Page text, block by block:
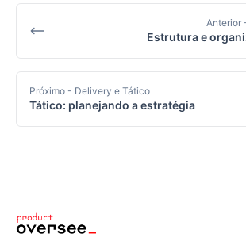
Anterior
Estrutura e
Próximo - Delivery e Tático
Tático: planejando a estratégia